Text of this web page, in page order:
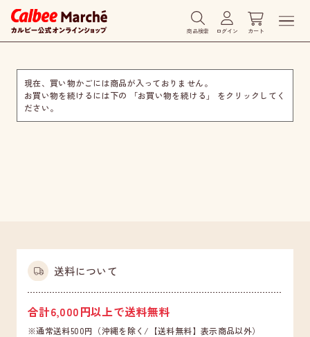
商品検索 ログイン カート
現在、買い物かごには商品が入っておりません。
お買い物を続けるには下の 「お買い物を続ける」 をクリックしてく
ださい。
送料について
合計6,000円以上で送料無料
※通常送料500円（沖縄を除く/【送料無料】表示商品以外）